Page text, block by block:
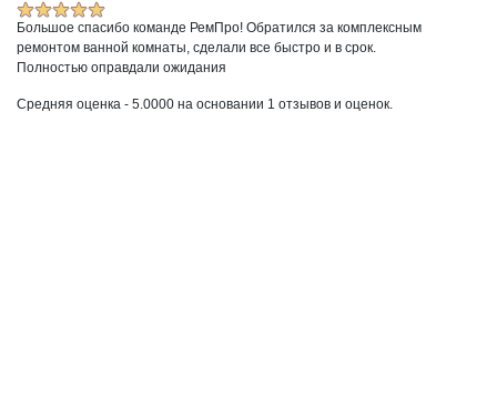
Большое спасибо команде РемПро! Обратился за комплексным
ремонтом ванной комнаты, сделали все быстро и в срок.
Полностью оправдали ожидания
Средняя оценка - 5.0000 на основании 1 отзывов и оценок.